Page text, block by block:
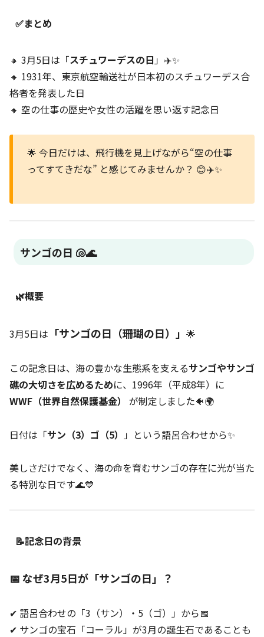
✅まとめ
🔸 3月5日は「スチュワーデスの日」✈️✨
🔸 1931年、東京航空輸送社が日本初のスチュワーデス合
格者を発表した日
🔸 空の仕事の歴史や女性の活躍を思い返す記念日
🌟 今日だけは、飛行機を見上げながら“空の仕事
ってすてきだな” と感じてみませんか？ 😊✈️✨
サンゴの日 🐚🌊
🌿概要
3月5日は 「サンゴの日（珊瑚の日）」 🌟
この記念日は、海の豊かな生態系を支えるサンゴやサンゴ
礁の大切さを広めるために、1996年（平成8年）に
WWF（世界自然保護基金）
が制定しました🐠🌍
日付は「サン（3）ゴ（5） 」という語呂合わせから✨
美しさだけでなく、海の命を育むサンゴの存在に光が当た
る特別な日です🌊💙
📝記念日の背景
📅 なぜ3月5日が「サンゴの日」？
✔ 語呂合わせの「3（サン）・5（ゴ）」から📅
✔ サンゴの宝石「コーラル」が3月の誕生石であることも